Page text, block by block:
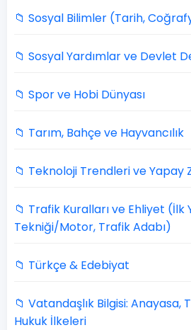
📁 Sosyal Bilimler (Tarih,
📁 Sosyal Yardımlar ve Devlet
📁 Spor ve Hobi Dünyası
📁 Tarım, Bahçe ve Hayvancılık
📁 Teknoloji Trendleri ve Yapay
📁 Trafik Kuralları ve Ehliyet (İlk
Tekniği/Motor, Trafik Adabı)
📁 Türkçe & Edebiyat
📁 Vatandaşlık Bilgisi: Anayasa,
Hukuk İlkeleri